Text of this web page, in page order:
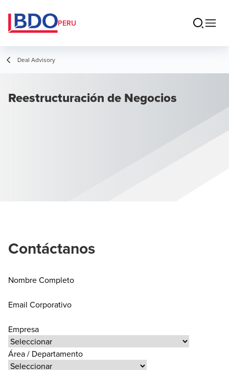
PERU
Deal Advisory
Reestructuración de Negocios
Contáctanos
Nombre Completo
Email Corporativo
Empresa
Área / Departamento